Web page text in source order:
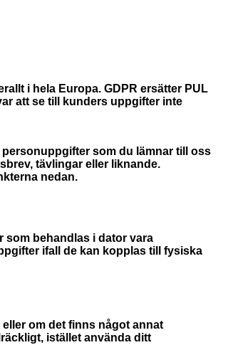
i hela Europa. GDPR ersätter PUL
att se till kunders uppgifter inte
som du lämnar till oss
tävlingar eller liknande.
nedan.
som behandlas i dator vara
ifall de kan kopplas till fysiska
om det finns något annat
istället använda ditt